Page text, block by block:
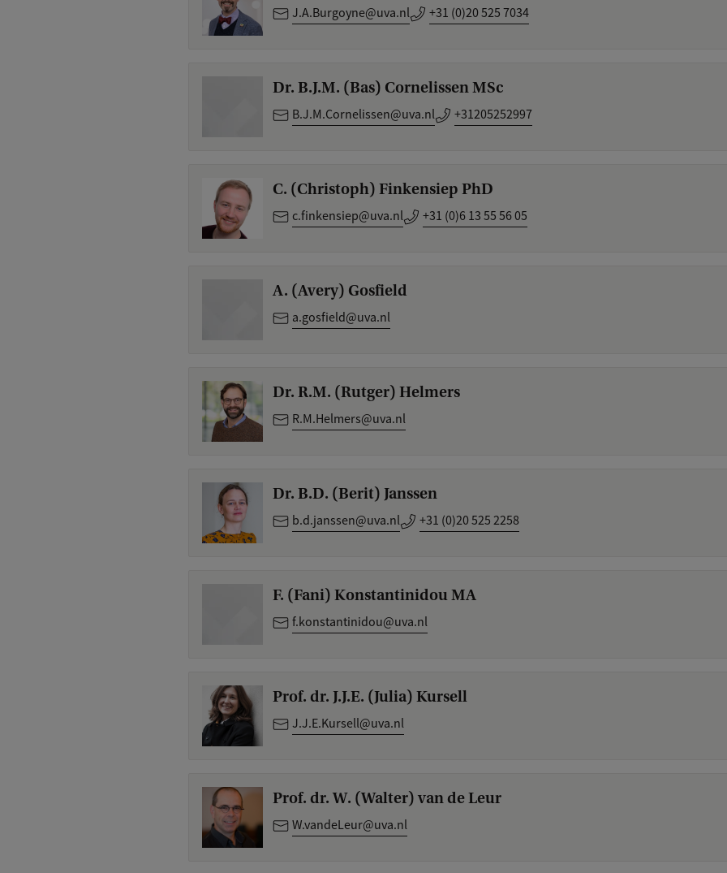
J.A.Burgoyne@uva.nl +31 (0)20 525 7034
Dr. B.J.M. (Bas) Cornelissen MSc
B.J.M.Cornelissen@uva.nl +31205252997
C. (Christoph) Finkensiep PhD
c.finkensiep@uva.nl +31 (0)6 13 55 56 05
A. (Avery) Gosfield
a.gosfield@uva.nl
Dr. R.M. (Rutger) Helmers
R.M.Helmers@uva.nl
Dr. B.D. (Berit) Janssen
b.d.janssen@uva.nl +31 (0)20 525 2258
F. (Fani) Konstantinidou MA
f.konstantinidou@uva.nl
Prof. dr. J.J.E. (Julia) Kursell
J.J.E.Kursell@uva.nl
Prof. dr. W. (Walter) van de Leur
W.vandeLeur@uva.nl